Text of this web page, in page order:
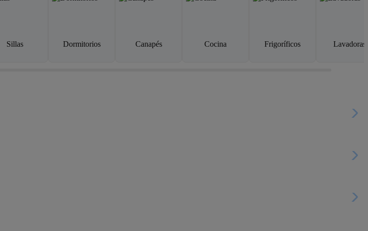
Sillas Dormitorios Canapés Cocina Frigoríficos Lavadoras